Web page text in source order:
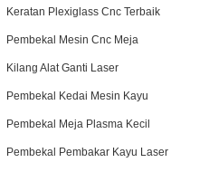
Keratan Plexiglass Cnc Terbaik
Pembekal Mesin Cnc Meja
Kilang Alat Ganti Laser
Pembekal Kedai Mesin Kayu
Pembekal Meja Plasma Kecil
Pembekal Pembakar Kayu Laser